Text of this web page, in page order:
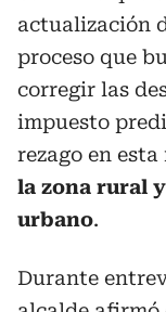
actualización
proceso que
corregir las
impuesto
rezago en
la zona rural
urbano.
Durante